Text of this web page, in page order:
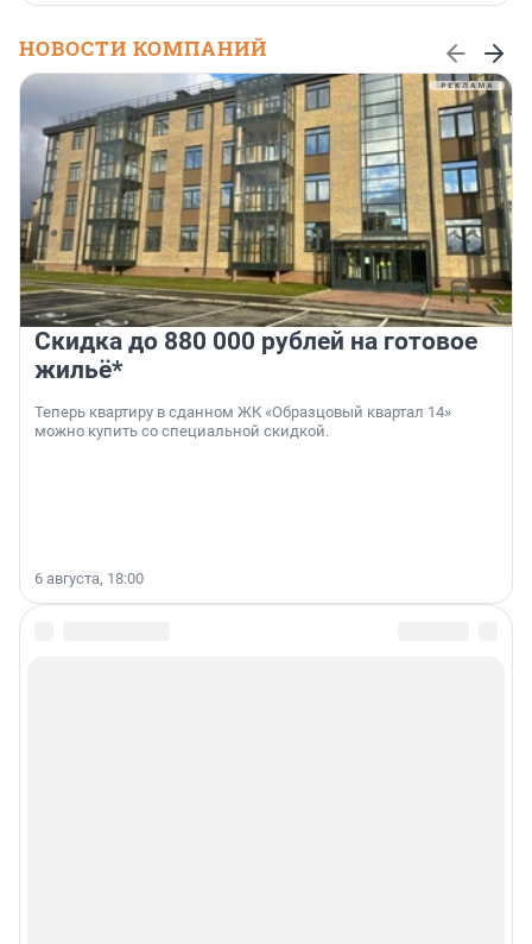
НОВОСТИ КОМПАНИЙ
Скидка до 880 000 рублей на готовое
жильё*
Теперь квартиру в сданном ЖК «Образцовый квартал 14»
можно купить со специальной скидкой.
6 августа, 18:00